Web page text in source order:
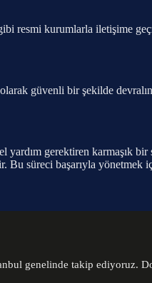
resmi kurumlarla iletişime
güvenli bir şekilde
yardım gerektiren
süreci başarıyla
genelinde takip ediyoruz.